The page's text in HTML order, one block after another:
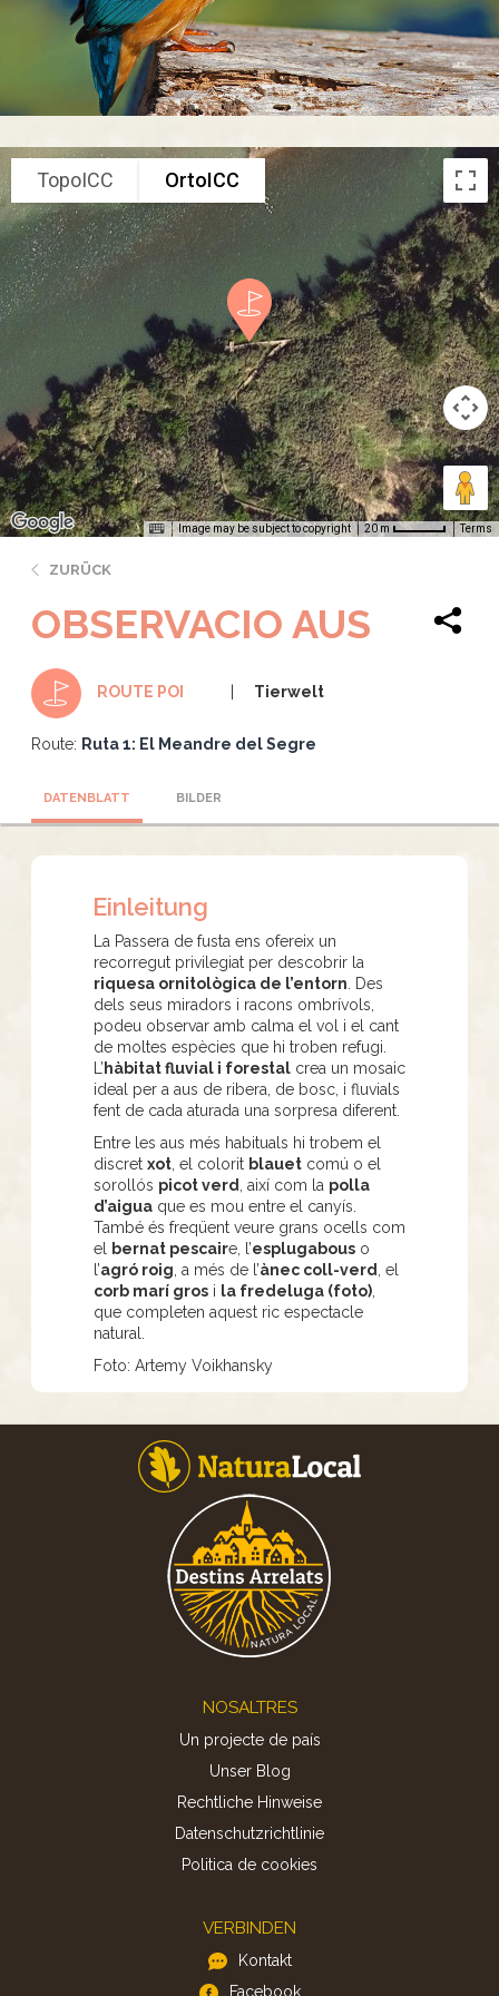
TopoICC OrtoICC
Image may be subject to copyright 20 m Terms
ZURÜCK
OBSERVACIO AUS
ROUTE POI Tierwelt
Route: Ruta 1: El Meandre del Segre
DATENBLATT BILDER
Einleitung
La Passera de fusta ens ofereix un
recorregut privilegiat per descobrir la
riquesa ornitològica de l’entorn . Des
dels seus miradors i racons ombrívols,
podeu observar amb calma el vol i el cant
de moltes espècies que hi troben refugi.
L’ hàbitat fluvial i forestal crea un mosaic
ideal per a aus de ribera, de bosc, i fluvials
fent de cada aturada una sorpresa diferent.
Entre les aus més habituals hi trobem el
discret xot , el colorit blauet comú o el
sorollós picot verd , així com la polla
d’aigua que es mou entre el canyís.
També és freqüent veure grans ocells com
el
bernat pescaire, l’esplugabous o
l’agró roig , a més de l’ànec coll-verd
, el
corb marí gros i la fredeluga (foto)
que completen aquest ric espectacle
natural.
Foto: Artemy Voikhansky
NOSALTRES
Un projecte de país
Unser Blog
Rechtliche Hinweise
Datenschutzrichtlinie
Politica de cookies
VERBINDEN
Kontakt
Facebook